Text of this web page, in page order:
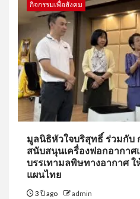
กิจกรรมเพื่อสังคม
มูลนิธิหัวใจบริสุทธิ์ ร่วมกับ
สนับสนุนเครื่องฟอกอากาศ
บรรเทามลพิษทางอากาศ
แผนไทย
3 ปี ago admin